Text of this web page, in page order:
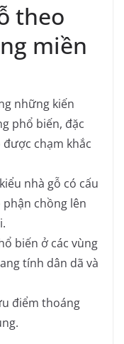
theo
miền
những kiến
phổ biến, đặc
chạm khắc
nhà gỗ có cấu
chồng lên
biến ở các vùng
tính dân dã và
điểm thoáng